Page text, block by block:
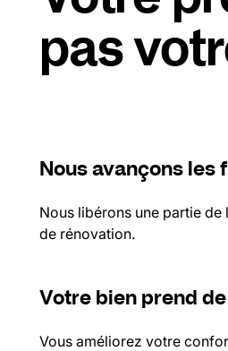
pas
Nous avançons les
Nous libérons une partie
de rénovation.
Votre bien prend
Vous améliorez votre